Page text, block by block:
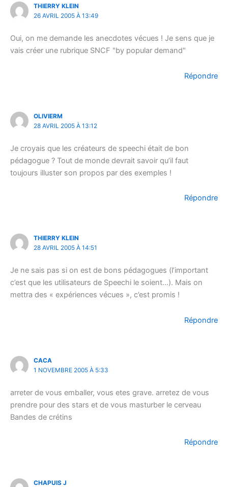
THIERRY KLEIN
26 AVRIL 2005 À 13:49
Oui, on me demande les anecdotes vécues ! Je sens que je
vais créer une rubrique SNCF "by popular demand"
Répondre
OLIVIERM
28 AVRIL 2005 À 13:12
Je croyais que les créateurs de speechi était de bon
pédagogue ? Tout de monde devrait savoir qu’il faut
toujours illuster son propos par des exemples !
Répondre
THIERRY KLEIN
28 AVRIL 2005 À 14:51
Je ne sais pas si on est de bons pédagogues (l’important
c’est que les utilisateurs de Speechi le soient…). Mais on
mettra des « expériences vécues », c’est promis !
Répondre
CACA
1 NOVEMBRE 2005 À 5:33
arreter de vous emballer, vous etes grave. arretez de vous
prendre pour des stars et de vous masturber le cerveau
Bandes de crétins
Répondre
CHAPUIS J